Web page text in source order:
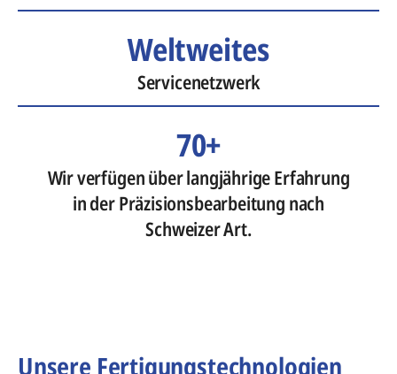
Weltweites
Servicenetzwerk
70+
Wir verfügen über langjährige Erfahrung
in der Präzisionsbearbeitung nach
Schweizer Art.
Unsere Fertigungstechnologien